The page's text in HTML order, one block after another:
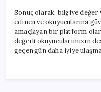
Sonuç olarak, bilgiye
edinen ve okuyucularına
amaçlayan bir platform
değerli okuyucularımızın
geçen gün daha iyiye